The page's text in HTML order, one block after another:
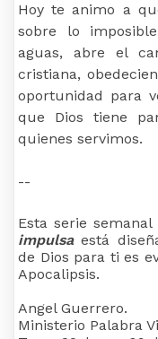
Hoy te animo a
sobre lo
aguas, abre el
cristiana,
oportunidad para
que Dios tiene
quienes servimos.
--
Esta serie
impulsaestá
de Dios para ti es
Apocalipsis.
Angel Guerrero.
Ministerio Palabra